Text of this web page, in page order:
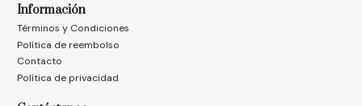
Información
Términos y Condiciones
Política de reembolso
Contacto
Política de privacidad